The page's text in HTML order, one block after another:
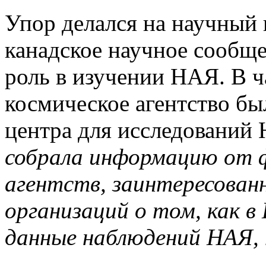
Упор делался на
канадское научное
роль в изучении НАЯ. В
космическое агентство
центра для
собрала информацию от
агентств,
организаций о том, как
данные наблюдений НАЯ,